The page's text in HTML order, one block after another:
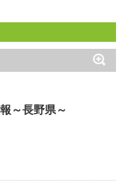
～長野県～